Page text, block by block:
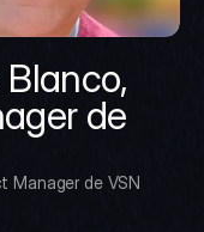
de
Manager de VSN